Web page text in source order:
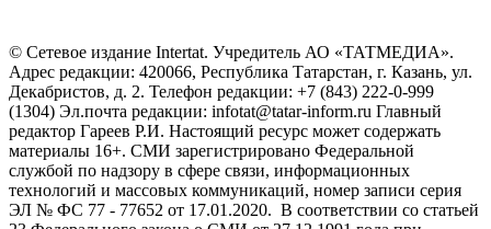
© Сетевое издание Intertat. Учредитель АО «ТАТМЕДИА».
Адрес редакции: 420066, Республика Татарстан, г. Казань, ул.
Декабристов, д. 2. Телефон редакции: +7 (843) 222-0-999
(1304) Эл.почта редакции: infotat@tatar-inform.ru Главный
редактор Гареев Р.И. Настоящий ресурс может содержать
материалы 16+. СМИ зарегистрировано Федеральной
службой по надзору в сфере связи, информационных
технологий и массовых коммуникаций, номер записи серия
ЭЛ № ФС 77 - 77652 от 17.01.2020. В соответствии со статьей